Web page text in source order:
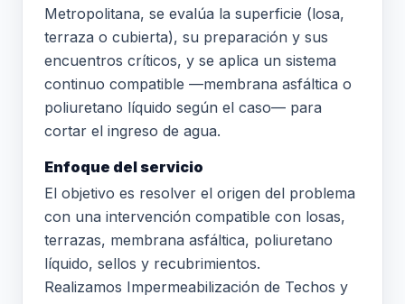
Metropolitana, se evalúa la superficie (losa,
terraza o cubierta), su preparación y sus
encuentros críticos, y se aplica un sistema
continuo compatible —membrana asfáltica o
poliuretano líquido según el caso— para
cortar el ingreso de agua.
Enfoque del servicio
El objetivo es resolver el origen del problema
con una intervención compatible con losas,
terrazas, membrana asfáltica, poliuretano
líquido, sellos y recubrimientos.
Realizamos Impermeabilización de Techos y